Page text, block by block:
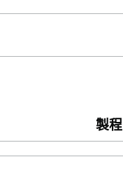
製程